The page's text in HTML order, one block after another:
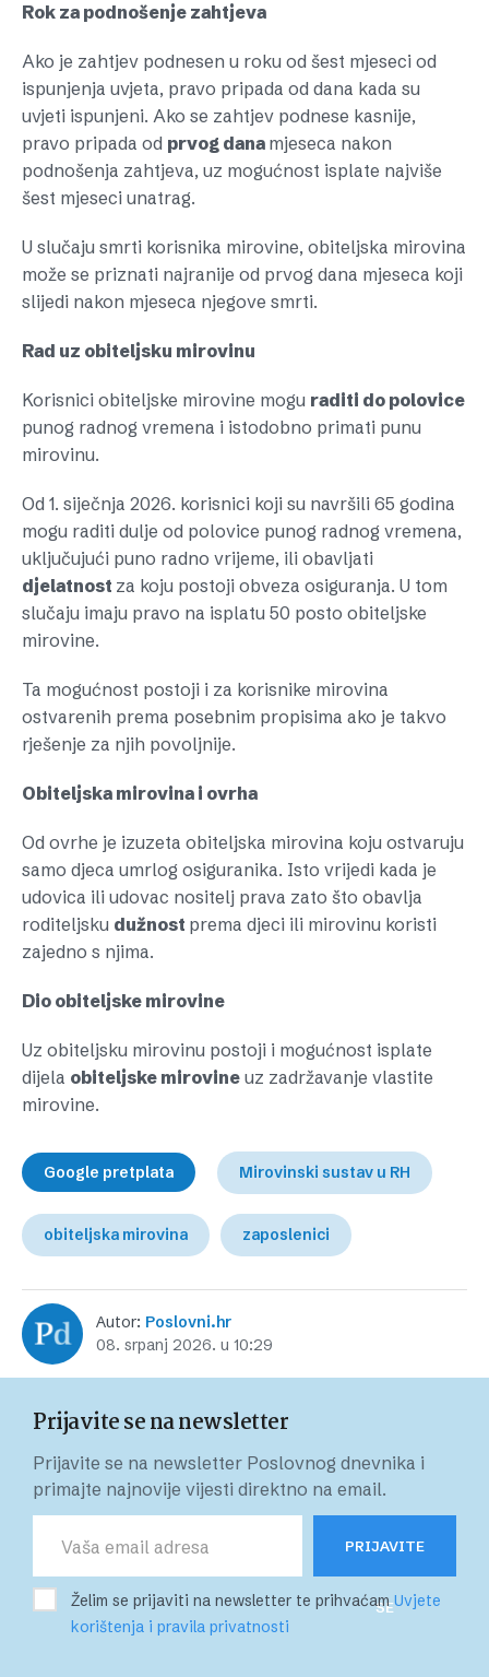
Rok za podnošenje zahtjeva
Ako je zahtjev podnesen u roku od šest mjeseci od
ispunjenja uvjeta, pravo pripada od dana kada su
uvjeti ispunjeni. Ako se zahtjev podnese kasnije,
pravo pripada od prvog dana mjeseca nakon
podnošenja zahtjeva, uz mogućnost isplate najviše
šest mjeseci unatrag.
U slučaju smrti korisnika mirovine, obiteljska mirovina
može se priznati najranije od prvog dana mjeseca koji
slijedi nakon mjeseca njegove smrti.
Rad uz obiteljsku mirovinu
Korisnici obiteljske mirovine mogu raditi do polovice
punog radnog vremena i istodobno primati punu
mirovinu.
Od 1. siječnja 2026. korisnici koji su navršili 65 godina
mogu raditi dulje od polovice punog radnog vremena,
uključujući puno radno vrijeme, ili obavljati
djelatnost za koju postoji obveza osiguranja. U tom
slučaju imaju pravo na isplatu 50 posto obiteljske
mirovine.
Ta mogućnost postoji i za korisnike mirovina
ostvarenih prema posebnim propisima ako je takvo
rješenje za njih povoljnije.
Obiteljska mirovina i ovrha
Od ovrhe je izuzeta obiteljska mirovina koju ostvaruju
samo djeca umrlog osiguranika. Isto vrijedi kada je
udovica ili udovac nositelj prava zato što obavlja
roditeljsku dužnost prema djeci ili mirovinu koristi
zajedno s njima.
Dio obiteljske mirovine
Uz obiteljsku mirovinu postoji i mogućnost isplate
dijela obiteljske mirovine uz zadržavanje vlastite
mirovine.
Google pretplata Mirovinski sustav u RH
obiteljska mirovina zaposlenici
Autor: Poslovni.hr
08. srpanj 2026. u 10:29
Prijavite se na newsletter
Prijavite se na newsletter Poslovnog dnevnika i
primajte najnovije vijesti direktno na email.
PRIJAVITE
SE
Želim se prijaviti na newsletter te prihvaćamUvjete
korištenja i pravila privatnosti